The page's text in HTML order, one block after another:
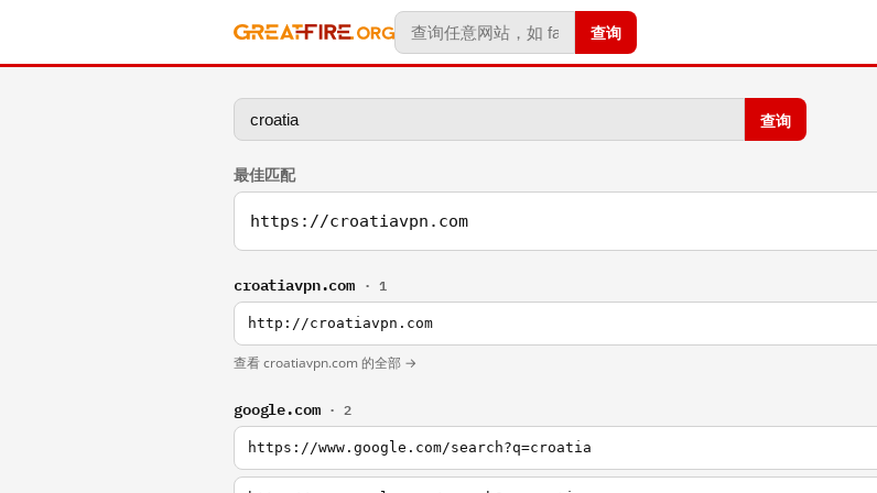
查询
查询
最佳匹配
https://croatiavpn.com
croatiavpn.com · 1
http://croatiavpn.com
查看 croatiavpn.com 的全部 →
google.com · 2
https://www.google.com/search?q=croatia